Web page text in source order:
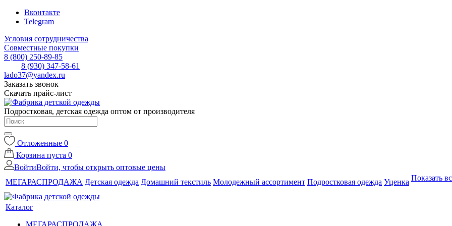
Вконтакте
Telegram
Условия сотрудничества
Совместные покупки
8 (800) 250-89-85
8 (930) 347-58-61
lado37@yandex.ru
Заказать звонок
Скачать прайс-лист
Подростковая, детская одежда оптом от производителя
Отложенные 0
Корзина пуста 0
ВойтиВойти, чтобы открыть оптовые цены
МЕГАРАСПРОДАЖА Детская одежда Домашний текстиль Молодежный ассортимент Подростковая одежда Уценка Показать
Каталог
МЕГАРАСПРОДАЖА